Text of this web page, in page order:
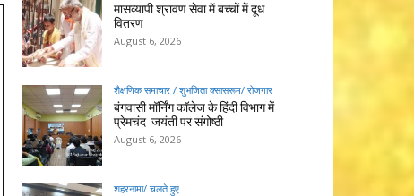
मासव्यापी श्रावण सेवा में बच्चों में दूध
वितरण
August 6, 2026
शैक्षणिक समाचार / शुभजिता क्सासरूम/ रोजगार
बंगवासी मॉर्निंग कॉलेज के हिंदी विभाग में
प्रेमचंद जयंती पर संगोष्ठी
August 6, 2026
शहरनामा/ चलते हुए